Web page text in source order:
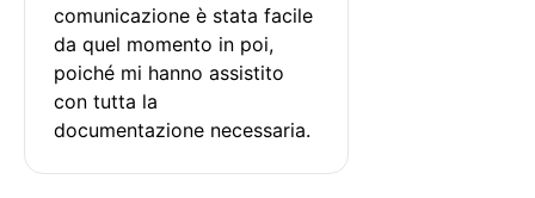
comunicazione è stata facile
da quel momento in poi,
poiché mi hanno assistito
con tutta la
documentazione necessaria.